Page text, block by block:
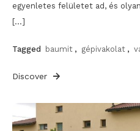
egyenletes felületet ad, és
[…]
Tagged baumit , gépivakolat ,
Discover